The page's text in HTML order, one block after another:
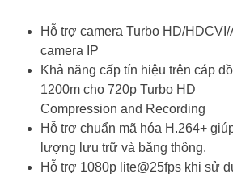
Hỗ trợ camera Turbo HD/
camera IP
Khả năng cấp tín hiệu trên cáp
1200m cho 720p Turbo HD
Compression and Recording
Hỗ trợ chuẩn mã hóa H.264+
lượng lưu trữ và băng thông.
Hỗ trợ 1080p lite@25fps khi sử